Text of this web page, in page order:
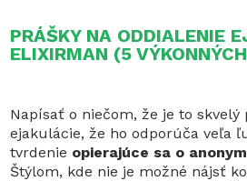
Michalova poradňa
KONTAKT
PRÁŠKY NA ODDIALENIE
ELIXIRMAN (5
Napísať o niečom, že je to skvelý
ejakulácie, že ho odporúča veľa
tvrdenie opierajúce sa o
Štýlom, kde nie je možné nájsť